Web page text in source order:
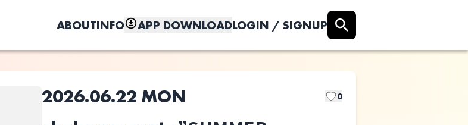
ABOUTINFO APP DOWNLOADLOGIN / SIGNUP
2026.06.22 MON 0
このライブの取り置きは終了しました